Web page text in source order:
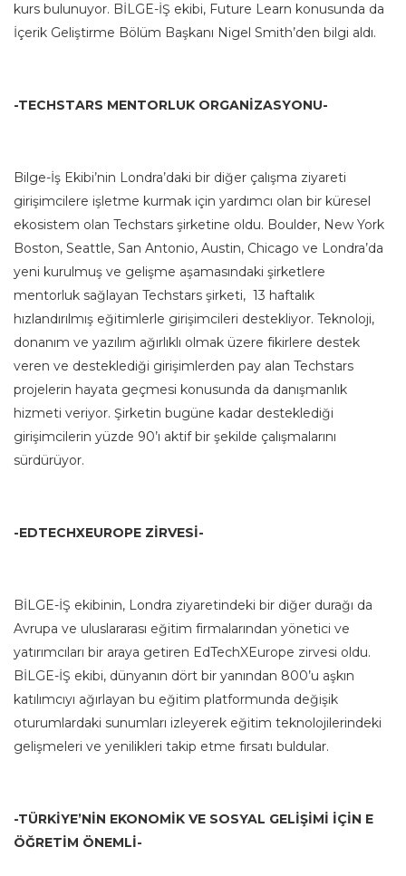
kurs bulunuyor. BİLGE-İŞ ekibi, Future Learn konusunda da
İçerik Geliştirme Bölüm Başkanı Nigel Smith’den bilgi aldı.
-TECHSTARS MENTORLUK ORGANİZASYONU-
Bilge-İş Ekibi’nin Londra’daki bir diğer çalışma ziyareti
girişimcilere işletme kurmak için yardımcı olan bir küresel
ekosistem olan Techstars şirketine oldu. Boulder, New York
Boston, Seattle, San Antonio, Austin, Chicago ve Londra’da
yeni kurulmuş ve gelişme aşamasındaki şirketlere
mentorluk sağlayan Techstars şirketi, 13 haftalık
hızlandırılmış eğitimlerle girişimcileri destekliyor. Teknoloji,
donanım ve yazılım ağırlıklı olmak üzere fikirlere destek
veren ve desteklediği girişimlerden pay alan Techstars
projelerin hayata geçmesi konusunda da danışmanlık
hizmeti veriyor. Şirketin bugüne kadar desteklediği
girişimcilerin yüzde 90’ı aktif bir şekilde çalışmalarını
sürdürüyor.
-EDTECHXEUROPE ZİRVESİ-
BİLGE-İŞ ekibinin, Londra ziyaretindeki bir diğer durağı da
Avrupa ve uluslararası eğitim firmalarından yönetici ve
yatırımcıları bir araya getiren EdTechXEurope zirvesi oldu.
BİLGE-İŞ ekibi, dünyanın dört bir yanından 800’u aşkın
katılımcıyı ağırlayan bu eğitim platformunda değişik
oturumlardaki sunumları izleyerek eğitim teknolojilerindeki
gelişmeleri ve yenilikleri takip etme fırsatı buldular.
-TÜRKİYE’NİN EKONOMİK VE SOSYAL GELİŞİMİ İÇİN E
ÖĞRETİM ÖNEMLİ-